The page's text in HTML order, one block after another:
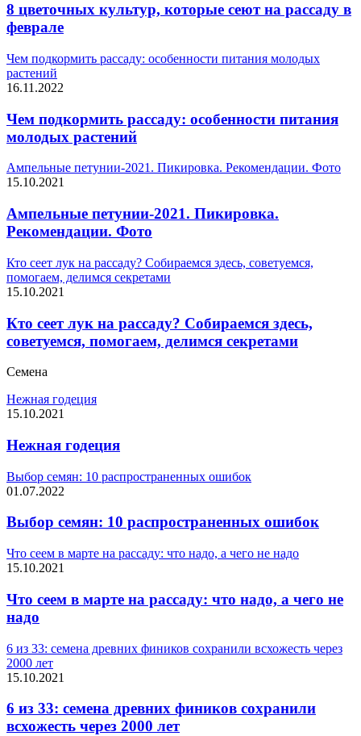
8 цветочных культур, которые сеют на рассаду в
феврале
Чем подкормить рассаду: особенности питания молодых
растений
16.11.2022
Чем подкормить рассаду: особенности питания
молодых растений
Ампельные петунии-2021. Пикировка. Рекомендации. Фото
15.10.2021
Ампельные петунии-2021. Пикировка.
Рекомендации. Фото
Кто сеет лук на рассаду? Собираемся здесь, советуемся,
помогаем, делимся секретами
15.10.2021
Кто сеет лук на рассаду? Собираемся здесь,
советуемся, помогаем, делимся секретами
Семена
Нежная годеция
15.10.2021
Нежная годеция
Выбор семян: 10 распространенных ошибок
01.07.2022
Выбор семян: 10 распространенных ошибок
Что сеем в марте на рассаду: что надо, а чего не надо
15.10.2021
Что сеем в марте на рассаду: что надо, а чего не
надо
6 из 33: семена древних фиников сохранили всхожесть через
2000 лет
15.10.2021
6 из 33: семена древних фиников сохранили
всхожесть через 2000 лет